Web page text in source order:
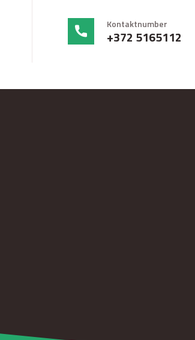
Kontaktnumber
+372 5165112